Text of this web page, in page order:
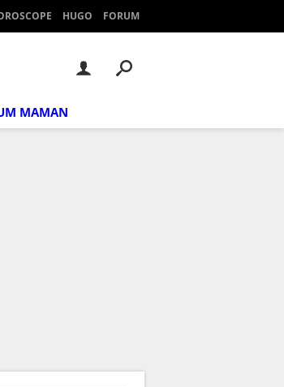
HUGO FORUM
MAMAN